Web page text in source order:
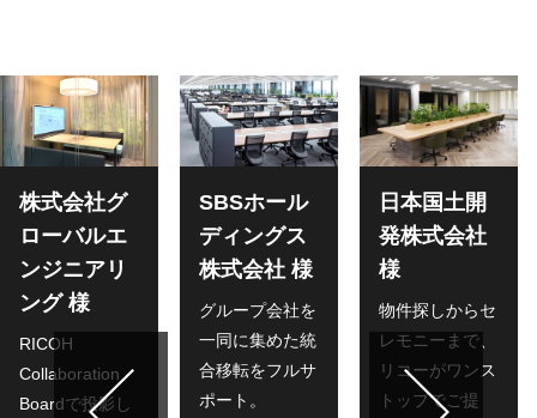
株式会社グ
ローバルエ
ンジニアリ
ング 様
RICOH
Collaboration
Boardで投影し
SBSホール
ディングス
株式会社 様
グループ会社を
一同に集めた統
合移転をフルサ
ポート。
日本国土開
発株式会社
様
物件探しからセ
レモニーまで、
リコーがワンス
トップでご提